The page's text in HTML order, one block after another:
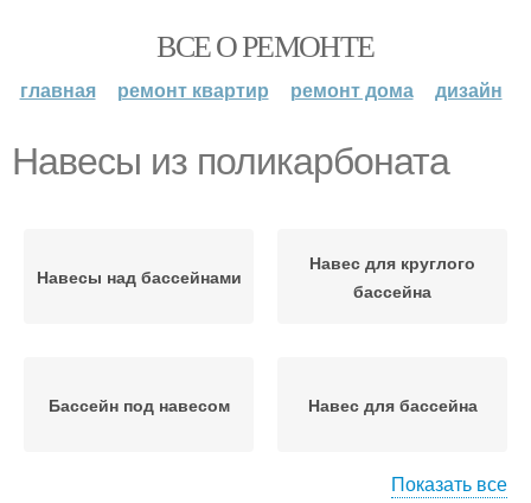
ВСЕ О РЕМОНТЕ
главная ремонт квартир ремонт дома дизайн
Навесы из поликарбоната
Навесы над бассейнами
Навес для круглого
бассейна
Бассейн под навесом Навес для бассейна
Показать все